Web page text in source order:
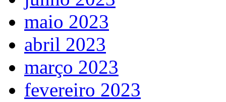
maio 2023
abril 2023
março 2023
fevereiro 2023